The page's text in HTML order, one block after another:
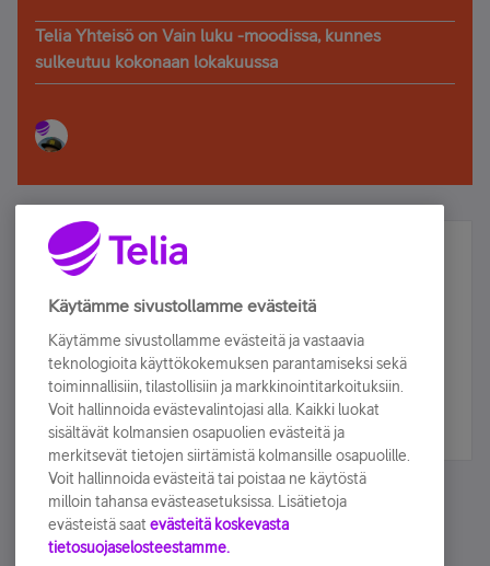
Telia Yhteisö on Vain luku -moodissa, kunnes
sulkeutuu kokonaan lokakuussa
Älä jää paitsi – osallistu ja voita!
Tilaa Telian uutiskirje ja olet mukana arvonnassa.
sähköpostiisi.
Tilaa nyt
Käytämme sivustollamme evästeitä
Käytämme sivustollamme evästeitä ja vastaavia
teknologioita käyttökokemuksen parantamiseksi sekä
toiminnallisiin, tilastollisiin ja markkinointitarkoituksiin.
Voit hallinnoida evästevalintojasi alla. Kaikki luokat
sisältävät kolmansien osapuolien evästeitä ja
merkitsevät tietojen siirtämistä kolmansille osapuolille.
Voit hallinnoida evästeitä tai poistaa ne käytöstä
milloin tahansa evästeasetuksissa. Lisätietoja
evästeistä saat evästeitä koskevasta
tietosuojaselosteestamme.